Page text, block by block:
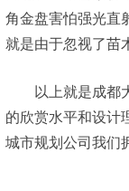
角金盘害怕强光直
就是由于忽视了苗
以上就是成都
的欣赏水平和设计
城市规划公司我们